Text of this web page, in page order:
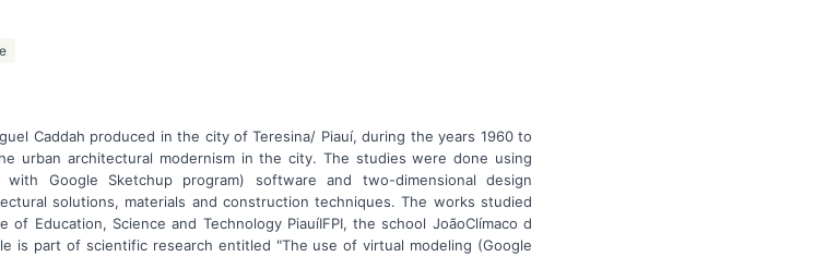
Caddah produced in the city of Teresina/ Piauí, during the years 1960 to
urban architectural modernism in the city. The studies were done using
Google Sketchup program) software and two-dimensional design
solutions, materials and construction techniques. The works studied
Education, Science and Technology PiauíIFPI, the school JoãoClímaco d
is part of scientific research entitled "The use of virtual modeling (Google